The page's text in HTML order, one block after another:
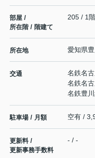
部屋 /
所在階 / 階建て
205 / 1
所在地 愛知県
交通 名鉄名
名鉄名
名鉄豊
駐車場 / 月額 空有 /
更新料 /
更新事務手数料
- / -